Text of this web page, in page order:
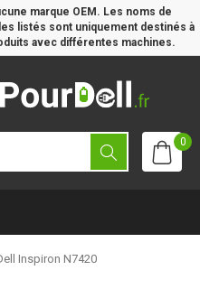
marque OEM. Les noms de
listés sont uniquement destinés à
avec différentes machines.
0
Inspiron N7420